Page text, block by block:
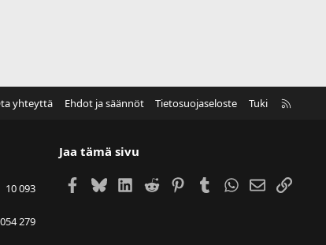
yhteyttä Ehdot ja säännöt Tietosuojaseloste Tuki
10 093
279
Jaa tämä sivu
Facebook
BlueskyLinkedIn
Reddit PinterestTumblrWhatsAppSähköposti
Linkki